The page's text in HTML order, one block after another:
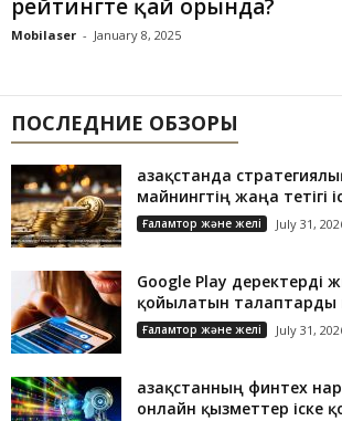
рейтингте қай орында?
Mobilaser - January 8, 2025
ПОСЛЕДНИЕ ОБЗОРЫ
Қазақстанда
майнингтің жаңа тетігі
Ғаламтор және желі July 31,
Google Play деректерді
қойылатын талаптарды
Ғаламтор және желі July 31,
Қазақстанның финтех
онлайн қызметтер іске